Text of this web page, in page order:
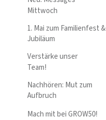
Mittwoch
1. Mai zum Familienfest &
Jubiläum
Verstärke unser
Team!
Nachhören: Mut zum
Aufbruch
Mach mit bei GROW50!